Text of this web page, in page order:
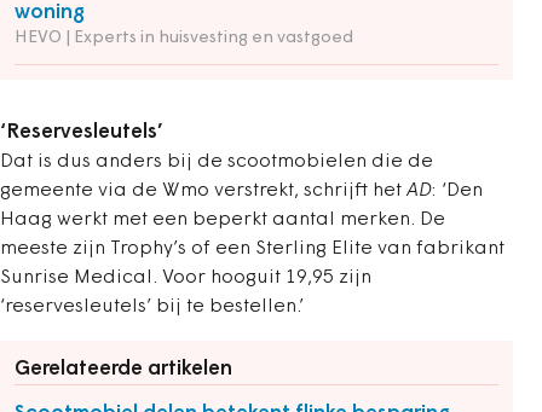
woning
HEVO | Experts in huisvesting en vastgoed
‘Reservesleutels’
Dat is dus anders bij de scootmobielen die de
gemeente via de Wmo verstrekt, schrijft het AD: ‘Den
Haag werkt met een beperkt aantal merken. De
meeste zijn Trophy’s of een Sterling Elite van fabrikant
Sunrise Medical. Voor hooguit 19,95 zijn
‘reservesleutels’ bij te bestellen.’
Gerelateerde artikelen